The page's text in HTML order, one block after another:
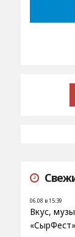
06.08 в 15:39
Вкус,
«СырФест»